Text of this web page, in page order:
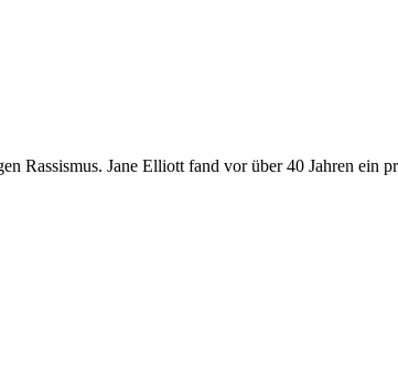
Rassismus. Jane Elliott fand vor über 40 Jahren ein